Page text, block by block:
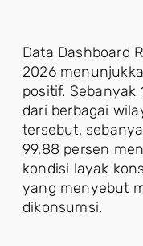
Data Dashboard
2026
positif. Sebanyak
dari berbagai
tersebut,
99,88 persen
kondisi layak
yang menyebut
dikonsumsi.